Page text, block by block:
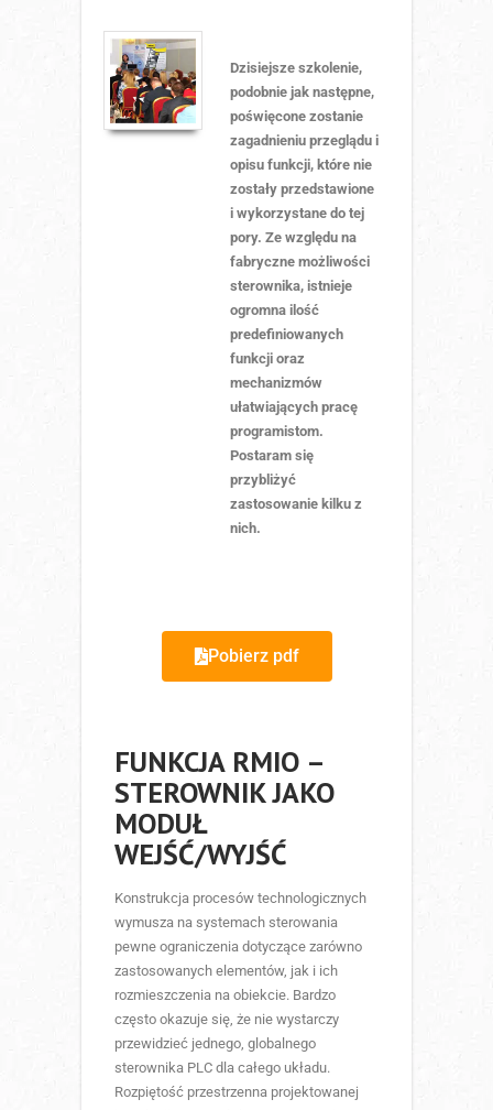
Dzisiejsze szkolenie,
podobnie jak następne,
poświęcone zostanie
zagadnieniu przeglądu i
opisu funkcji, które nie
zostały przedstawione
i wykorzystane do tej
pory. Ze względu na
fabryczne możliwości
sterownika, istnieje
ogromna ilość
predefiniowanych
funkcji oraz
mechanizmów
ułatwiających pracę
programistom.
Postaram się
przybliżyć
zastosowanie kilku z
nich.
Pobierz pdf
FUNKCJA RMIO –
STEROWNIK JAKO
MODUŁ
WEJŚĆ/WYJŚĆ
Konstrukcja procesów technologicznych
wymusza na systemach sterowania
pewne ograniczenia dotyczące zarówno
zastosowanych elementów, jak i ich
rozmieszczenia na obiekcie. Bardzo
często okazuje się, że nie wystarczy
przewidzieć jednego, globalnego
sterownika PLC dla całego układu.
Rozpiętość przestrzenna projektowanej